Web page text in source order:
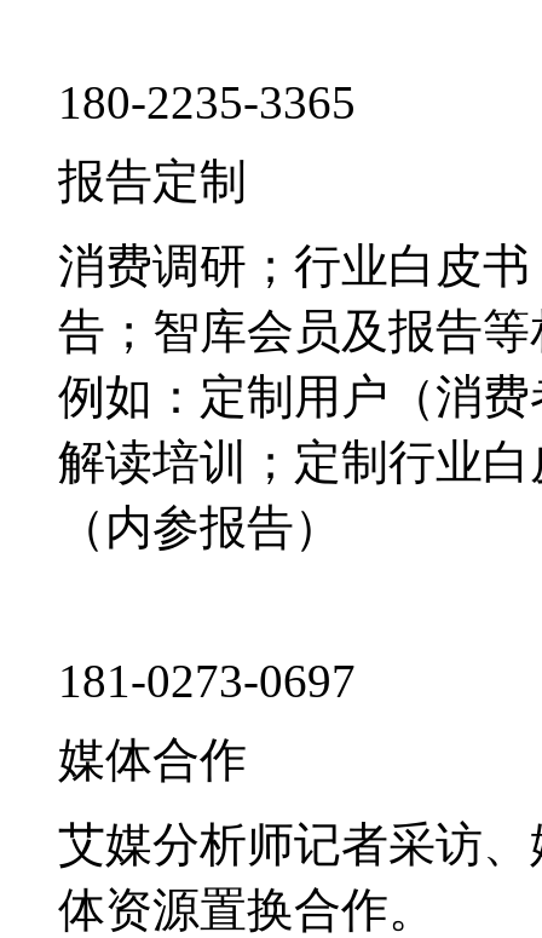
180-2235-3365
报告定制
消费调研；行业白皮
告；智库会员及报告
例如：定制用户（消
解读培训；定制行业
（内参报告）
181-0273-0697
媒体合作
艾媒分析师记者采访
体资源置换合作。